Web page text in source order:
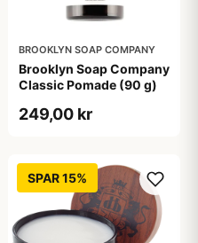
BROOKLYN SOAP COMPANY
Brooklyn Soap Company
Classic Pomade (90 g)
249,00 kr
SPAR 15%